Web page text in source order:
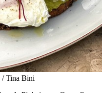
/ Tina Bini